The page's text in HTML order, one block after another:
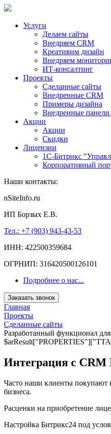
Услуги
Делаем сайты
Внедряем CRM
Креативим дизайн
Внедряем
ИТ-консалтинг
Проекты
Сделанные сайты
Внедренные CRM
Примеры дизайна
Внедренные
Акции
Акции
Скидки
Лицензии
1С-Битрикс
Корпоративный
Наши контакты:
nSiteInfo.ru
ИП Борзых Е.В.
Тел.: +7 (903) 943-43-53
ИНН: 422500359684
ОГРНИП: 316420500126101
Подробнее о нас...
Заказать звонок
Главная
Проекты
Сделанные сайты
Разработанный функционал для
Интеграция с CRM
Часто наши клиенты покупают
бизнеса.
Расценки на приобретение
Настройка Битрикс24 под